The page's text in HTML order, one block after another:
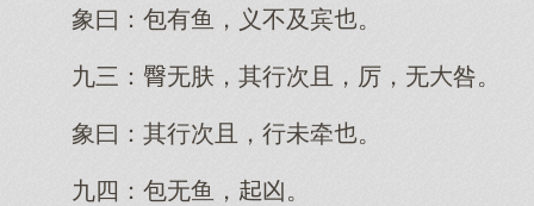
象曰：包有鱼，义不及宾。
九三：无肤，其行次且，厉，无咎。
象曰：其行次且，行未牵。
九四：包无鱼，凶。